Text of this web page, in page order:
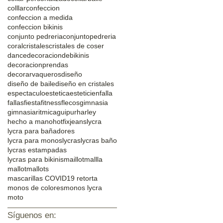
colllarconfeccion
confeccion a medida
confeccion bikinis
conjunto pedreriaconjuntopedreria
coralcristalescristales de coser
dancedecoraciondebikinis
decoracionprendas
decorarvaquerosdiseño
diseño de bailediseño en cristales
espectaculoesteticaesteticienfalla
fallasfiestafitnessflecosgimnasia
gimnasiaritmicaguipurharley
hecho a manohotfixjeanslycra
lycra para bañadores
lycra para monoslycraslycras baño
lycras estampadas
lycras para bikinismaillotmallla
mallotmallots
mascarillas COVID19 retorta
monos de coloresmonos lycra
moto
Síguenos en: